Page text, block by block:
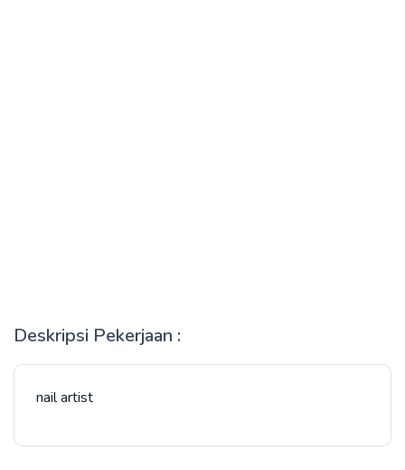
Deskripsi Pekerjaan :
nail artist